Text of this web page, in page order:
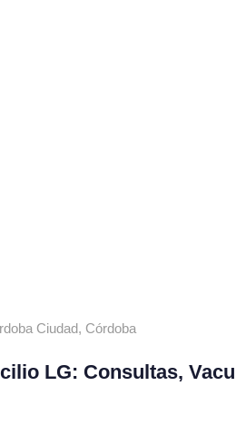
Ciudad, Córdoba
LG: Consultas,